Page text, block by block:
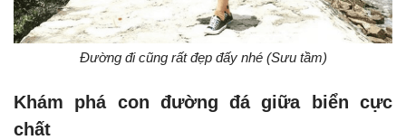
Đường đi cũng rất đẹp đấy nhé (Sưu tầm)
Khám phá con đường đá giữa biển cực
chất